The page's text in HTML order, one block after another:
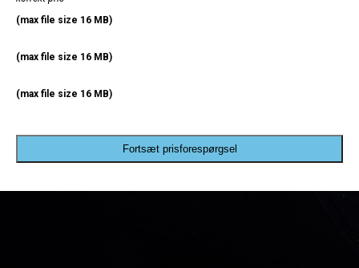
(max file size 16 MB)
(max file size 16 MB)
(max file size 16 MB)
Fortsæt prisforespørgsel